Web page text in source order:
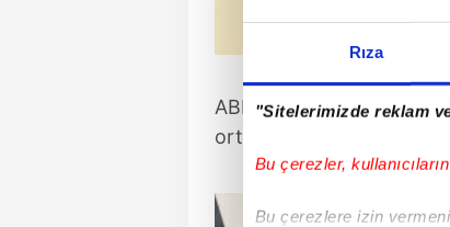
Rıza
"Sitelerimizde reklam
Bu çerezler,
Bu çerezlere izin
ABD'de yapılan bir
ortak noktası da "ilik suyu